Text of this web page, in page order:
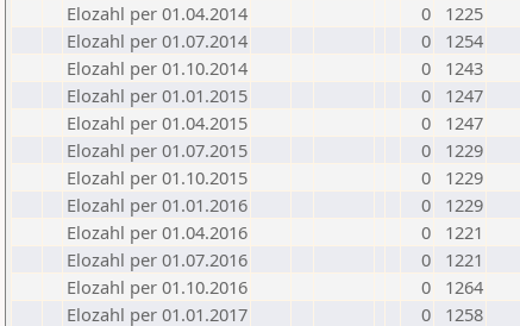
Elozahl per 01.04.2014
0
1225
Elozahl per 01.07.2014
0
1254
Elozahl per 01.10.2014
0
1243
Elozahl per 01.01.2015
0
1247
Elozahl per 01.04.2015
0
1247
Elozahl per 01.07.2015
0
1229
Elozahl per 01.10.2015
0
1229
Elozahl per 01.01.2016
0
1229
Elozahl per 01.04.2016
0
1221
Elozahl per 01.07.2016
0
1221
Elozahl per 01.10.2016
0
1264
Elozahl per 01.01.2017
0
1258